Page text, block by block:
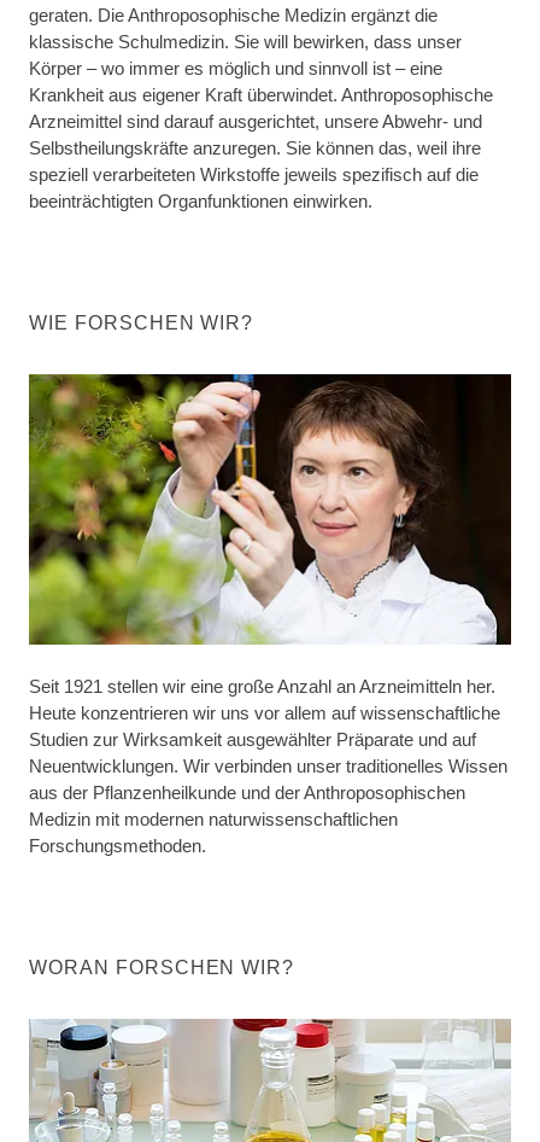
geraten. Die Anthroposophische Medizin ergänzt die
klassische Schulmedizin. Sie will bewirken, dass unser
Körper – wo immer es möglich und sinnvoll ist – eine
Krankheit aus eigener Kraft überwindet. Anthroposophische
Arzneimittel sind darauf ausgerichtet, unsere Abwehr- und
Selbstheilungskräfte anzuregen. Sie können das, weil ihre
speziell verarbeiteten Wirkstoffe jeweils spezifisch auf die
beeinträchtigten Organfunktionen einwirken.
WIE FORSCHEN WIR?
Seit 1921 stellen wir eine große Anzahl an Arzneimitteln her.
Heute konzentrieren wir uns vor allem auf wissenschaftliche
Studien zur Wirksamkeit ausgewählter Präparate und auf
Neuentwicklungen. Wir verbinden unser traditionelles Wissen
aus der Pflanzenheilkunde und der Anthroposophischen
Medizin mit modernen naturwissenschaftlichen
Forschungsmethoden.
WORAN FORSCHEN WIR?